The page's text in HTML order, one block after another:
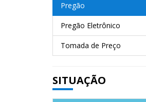
Pregão
Pregão Eletrônico
Tomada de Preço
SITUAÇÃO